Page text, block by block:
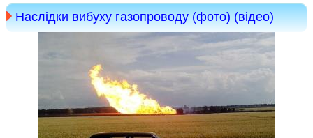
Наслідки вибуху газопроводу (фото) (відео)